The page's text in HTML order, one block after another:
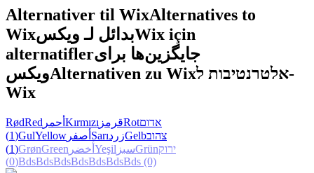
Alternativer til WixAlternatives to
Wixبدائل لـ ويكسWix için
alternatiflerجایگزین‌ها برای
ويكسAlternativen zu Wixאלטרנטיבות ל-
Wix
RødRed أحمر Kırmızı قرمزRotאדום
(1)GulYellow أصفر SarıزردGelbצהוב
(1)GrønGreen أخضر Yeşil سبزGrünירוק
(0)BdsBdsBdsBdsBdsBdsBds (0)